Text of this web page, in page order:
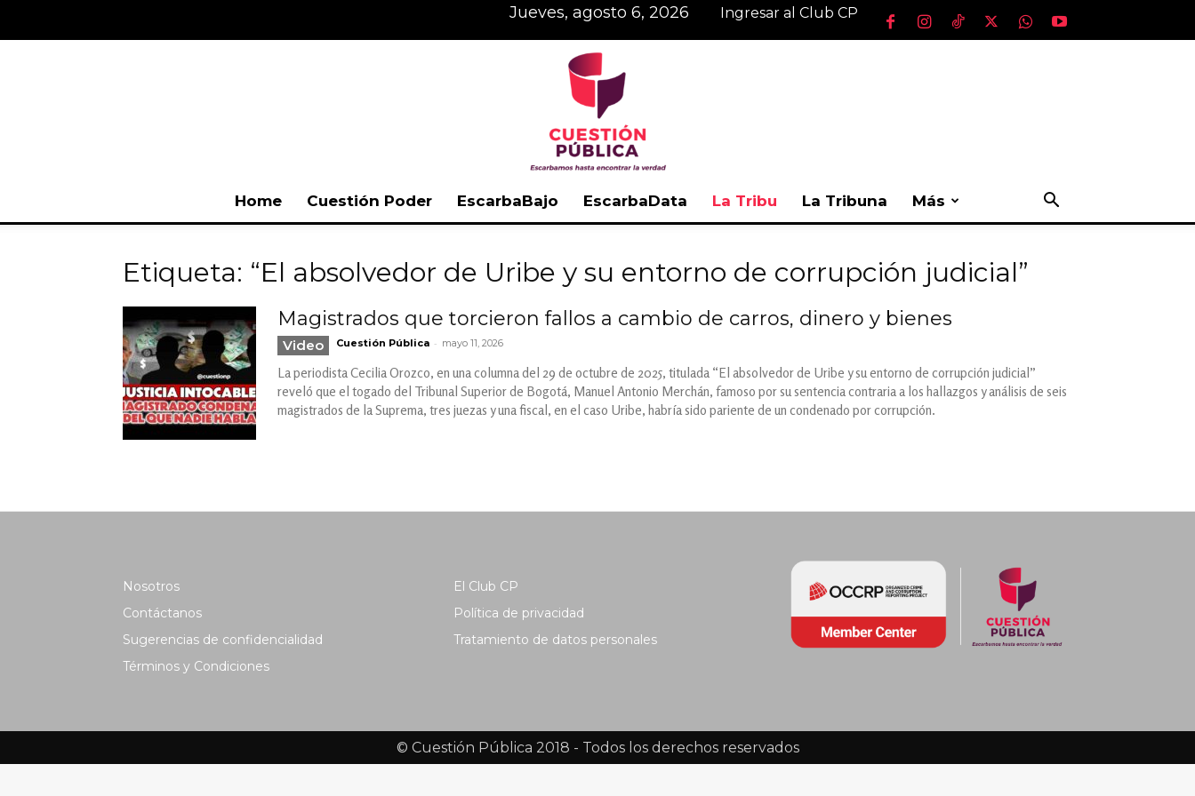
jueves, agosto 6, 2026 Ingresar al Club CP
Home Cuestión Poder EscarbaBajo EscarbaData La Tribu La Tribuna Más
Etiqueta: “El absolvedor de Uribe y su entorno de corrupción judicial”
Magistrados que torcieron fallos a cambio de carros, dinero y bienes
Video Cuestión Pública - mayo 11, 2026
La periodista Cecilia Orozco, en una columna del 29 de octubre de 2025, titulada “El absolvedor de Uribe y su entorno de corrupción judicial”
reveló que el togado del Tribunal Superior de Bogotá, Manuel Antonio Merchán, famoso por su sentencia contraria a los hallazgos y análisis de seis
magistrados de la Suprema, tres juezas y una fiscal, en el caso Uribe, habría sido pariente de un condenado por corrupción.
Nosotros
Contáctanos
Sugerencias de confidencialidad
Términos y Condiciones
El Club CP
Política de privacidad
Tratamiento de datos personales
© Cuestión Pública 2018 - Todos los derechos reservados